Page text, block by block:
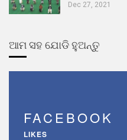
Dec 27, 2021
ଆମ ସହ ଯୋଡି ହୁଅନ୍ତୁ
FACEBOOK
LIKES